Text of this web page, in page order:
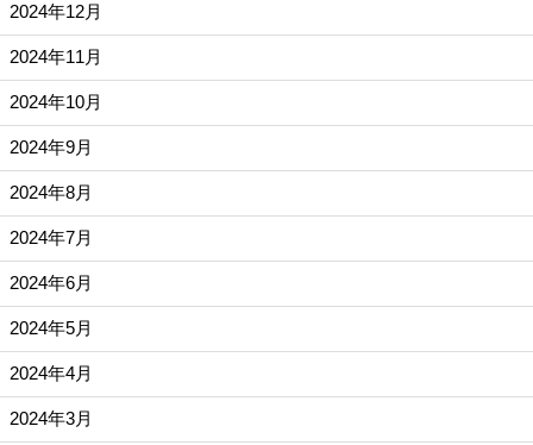
2024年12月
2024年11月
2024年10月
2024年9月
2024年8月
2024年7月
2024年6月
2024年5月
2024年4月
2024年3月